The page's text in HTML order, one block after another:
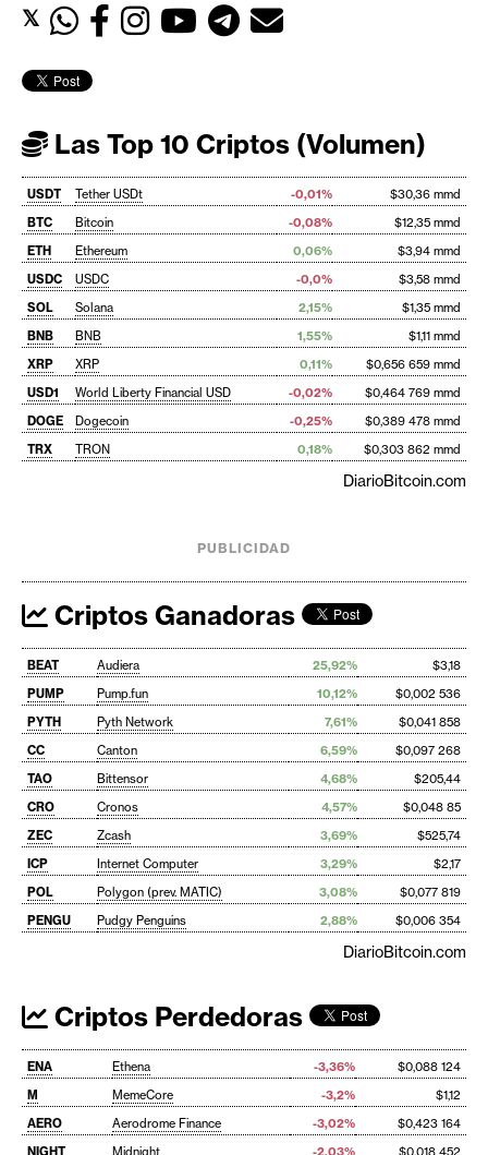
𝕏
Las Top 10 Criptos (Volumen)
USDT Tether USDt -0,01%
$30,36 mmd
BTC
Bitcoin -0,08%
$12,35 mmd
ETH
Ethereum 0,06%
$3,94 mmd
USDC
USDC -0,0%
$3,58 mmd
SOL
Solana 2,15%
$1,35 mmd
BNB
BNB 1,55%
$1,11 mmd
XRP
XRP 0,11%
$0,656 659 mmd
USD1
World Liberty Financial USD -0,02%
$0,464 769 mmd
DOGE
Dogecoin -0,25%
$0,389 478 mmd
TRX
TRON 0,18% $0,303 862 mmd
DiarioBitcoin.com
PUBLICIDAD
Criptos Ganadoras
BEAT Audiera 25,92%
$3,18
PUMP
Pump.fun 10,12%
$0,002 536
PYTH
Pyth Network 7,61%
$0,041 858
CC
Canton 6,59%
$0,097 268
TAO
Bittensor 4,68%
$205,44
CRO
Cronos 4,57%
$0,048 85
ZEC
Zcash 3,69%
$525,74
ICP
Internet Computer 3,29%
$2,17
POL
Polygon (prev. MATIC) 3,08%
$0,077 819
PENGU
Pudgy Penguins 2,88% $0,006 354
DiarioBitcoin.com
Criptos Perdedoras
ENA Ethena -3,36%
$0,088 124
M
MemeCore -3,2%
$1,12
AERO
Aerodrome Finance -3,02%
$0,423 164
NIGHT
Midnight -2,03%
$0,018 452